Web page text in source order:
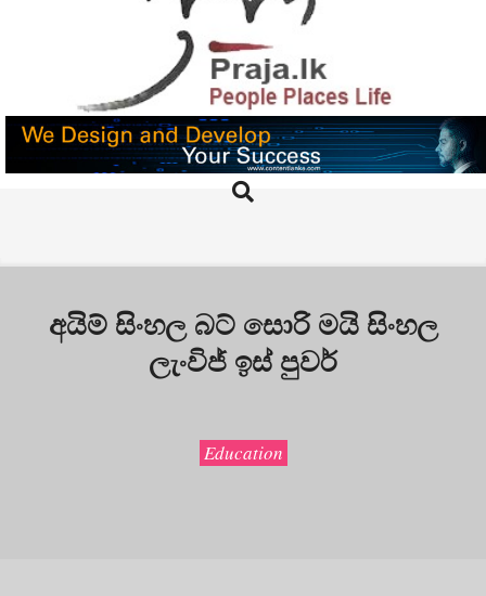
PRAJA.LK
Search
අයිම් සිංහල බට් සොරි මයි සිංහල
ලැංවිජ් ඉස් පුවර්
Education